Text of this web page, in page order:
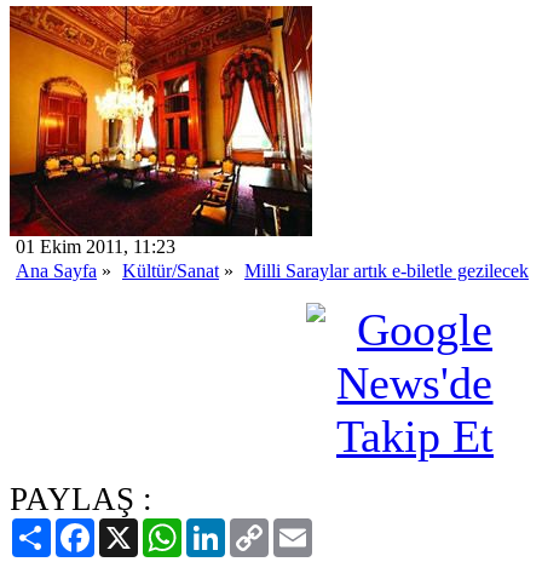
01 Ekim 2011, 11:23
Ana Sayfa » Kültür/Sanat » Milli Saraylar artık e-biletle gezilecek
PAYLAŞ :
PaylaşFacebook
X WhatsAppLinkedIn
Copy
Link